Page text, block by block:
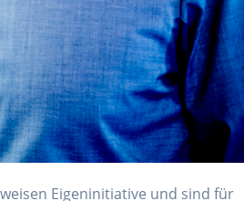
Eigeninitiative und sind für